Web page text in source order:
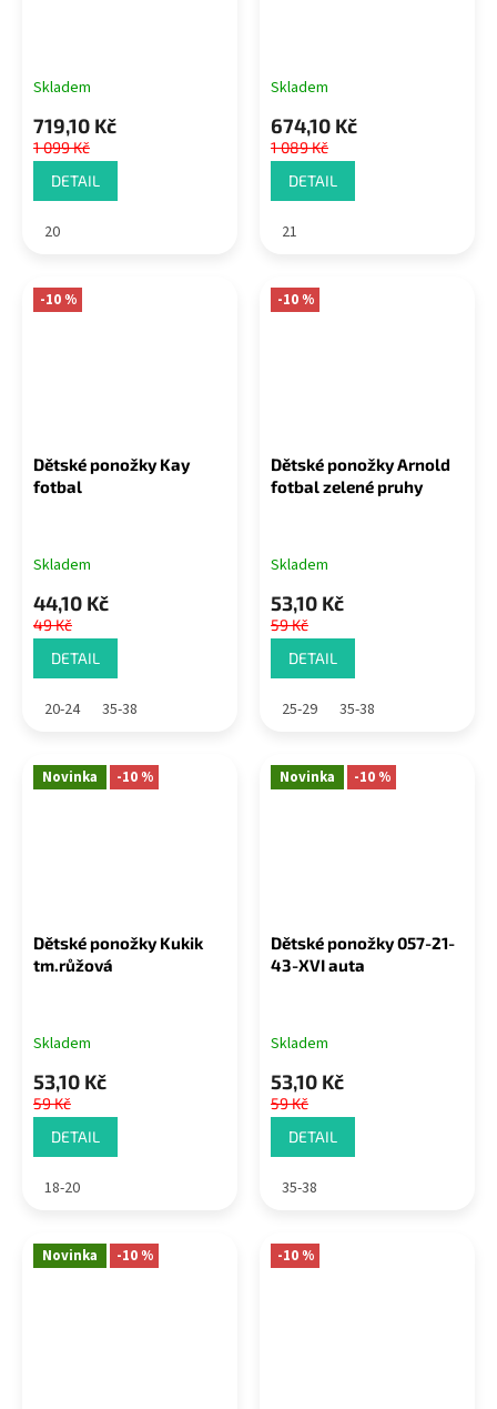
Skladem
719,10 Kč
1 099 Kč
DETAIL
20
Skladem
674,10 Kč
1 089 Kč
DETAIL
21
-10 %
Dětské ponožky Kay
fotbal
Skladem
44,10 Kč
49 Kč
DETAIL
20-24 35-38
-10 %
Dětské ponožky Arnold
fotbal zelené pruhy
Skladem
53,10 Kč
59 Kč
DETAIL
25-29 35-38
Novinka -10 %
Dětské ponožky Kukik
tm.růžová
Skladem
53,10 Kč
59 Kč
DETAIL
18-20
Novinka -10 %
Dětské ponožky 057-21-
43-XVI auta
Skladem
53,10 Kč
59 Kč
DETAIL
35-38
Novinka -10 % -10 %